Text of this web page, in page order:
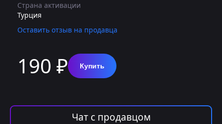
Страна активации
Турция
Оставить отзыв на продавца
190 ₽ Купить
Чат с продавцом